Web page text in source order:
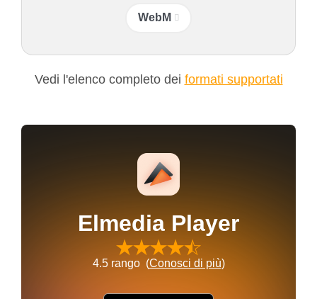
WebM
Vedi l'elenco completo dei formati supportati
Elmedia Player
4.5rango (Conosci di più)